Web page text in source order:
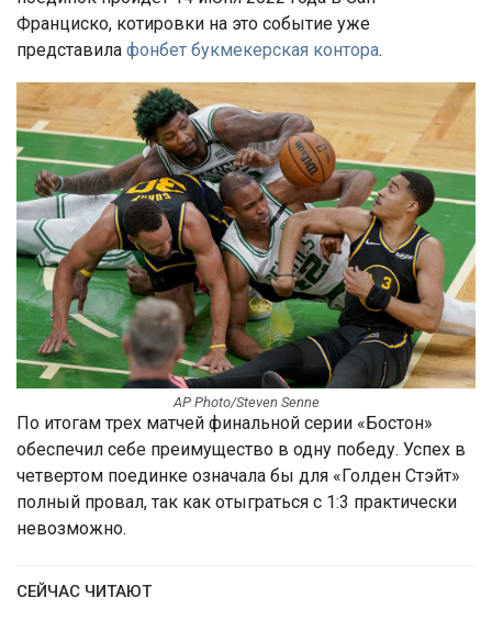
Франциско, котировки на это событие уже
представила фонбет букмекерская контора.
AP Photo/Steven Senne
По итогам трех матчей финальной серии «Бостон»
обеспечил себе преимущество в одну победу. Успех в
четвертом поединке означала бы для «Голден Стэйт»
полный провал, так как отыграться с 1:3 практически
невозможно.
СЕЙЧАС ЧИТАЮТ